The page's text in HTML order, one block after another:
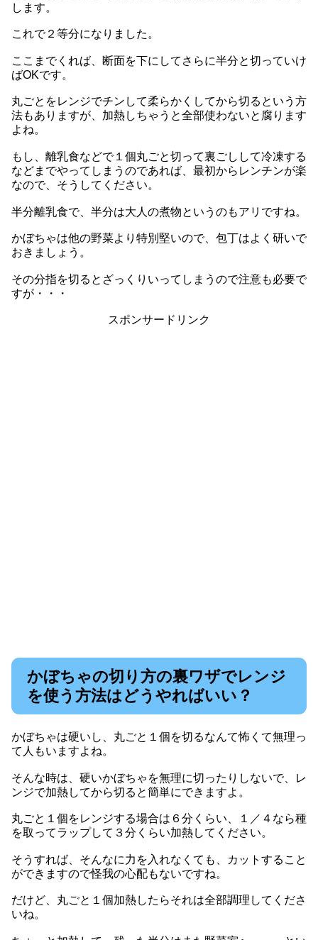
します。
これで２等分になりました。
ここまでくれば、断面を下にしてさらに半分と切っていけ
ばOKです。
丸ごとをレンジでチンして柔らかくしてから切るという方
法もありますが、加熱しちゃうと全部使わないと腐ります
よね。
もし、離乳食などで１個丸ごと切って裏ごしして冷凍する
などまでやってしまうのであれば、最初からレンチンが楽
なので、そうしてください。
半分離乳食で、半分は大人の煮物というのもアリですね。
かぼちゃは他の野菜より特別堅いので、包丁はよく研いで
おきましょう。
その分指を切るとざっくりいってしまうので注意も必要で
すが・・・
スポンサードリンク
かぼちゃの切り方の裏ワザでレンジ
を使う方法はどうやればいい？
かぼちゃは硬いし、丸ごと１個を切るなんて怖くて無理っ
て人もいますよね。
そんな時は、硬いかぼちゃを無理に切ったりしないで、レ
ンジで加熱してから切ると簡単にできますよ。
丸ごと１個をレンジする場合は６分くらい、１／４なら種
を取ってラップして３分くらい加熱してください。
そうすれば、そんなに力を入れなくても、カットすること
ができますので怪我の心配もないですね。
だけど、丸ごと１個加熱したらそれは全部調理してくださ
いね。